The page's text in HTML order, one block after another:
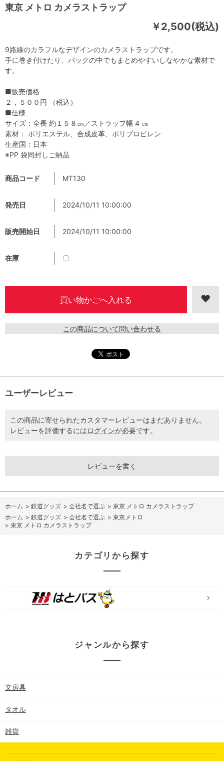
東京 メトロ カメラストラップ
￥2,500(税込)
商品コード MT130
発売日 2024/10/11 10:00:00
販売開始日 2024/10/11 10:00:00
在庫 〇
この商品について問い合わせる
9路線のカラフルなデザインのカメラストラップです。
手に巻き付けたり、バックの中でもまとめやすいしなやかな素材で
す。
■販売価格
２，５００円 （税込）
■仕様
サイズ：全長 約１５８㎝／ストラップ幅 4 ㎝
素材： ポリエステル、合成皮革、ポリプロピレン
生産国：日本
※PP 袋同封しご納品
ユーザーレビュー
この商品に寄せられたカスタマーレビューはまだありません。
レビューを評価するにはログインが必要です。
レビューを書く
ホーム > 鉄道グッズ > 会社名で選ぶ > 東京 メトロ カメラストラップ
ホーム > 鉄道グッズ > 会社名で選ぶ > 東京メトロ
> 東京 メトロ カメラストラップ
カテゴリから探す
ジャンルから探す
文房具
タオル
雑貨